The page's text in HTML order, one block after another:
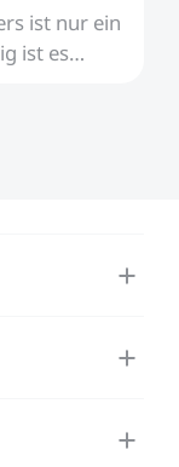
ist nur ein
ist es